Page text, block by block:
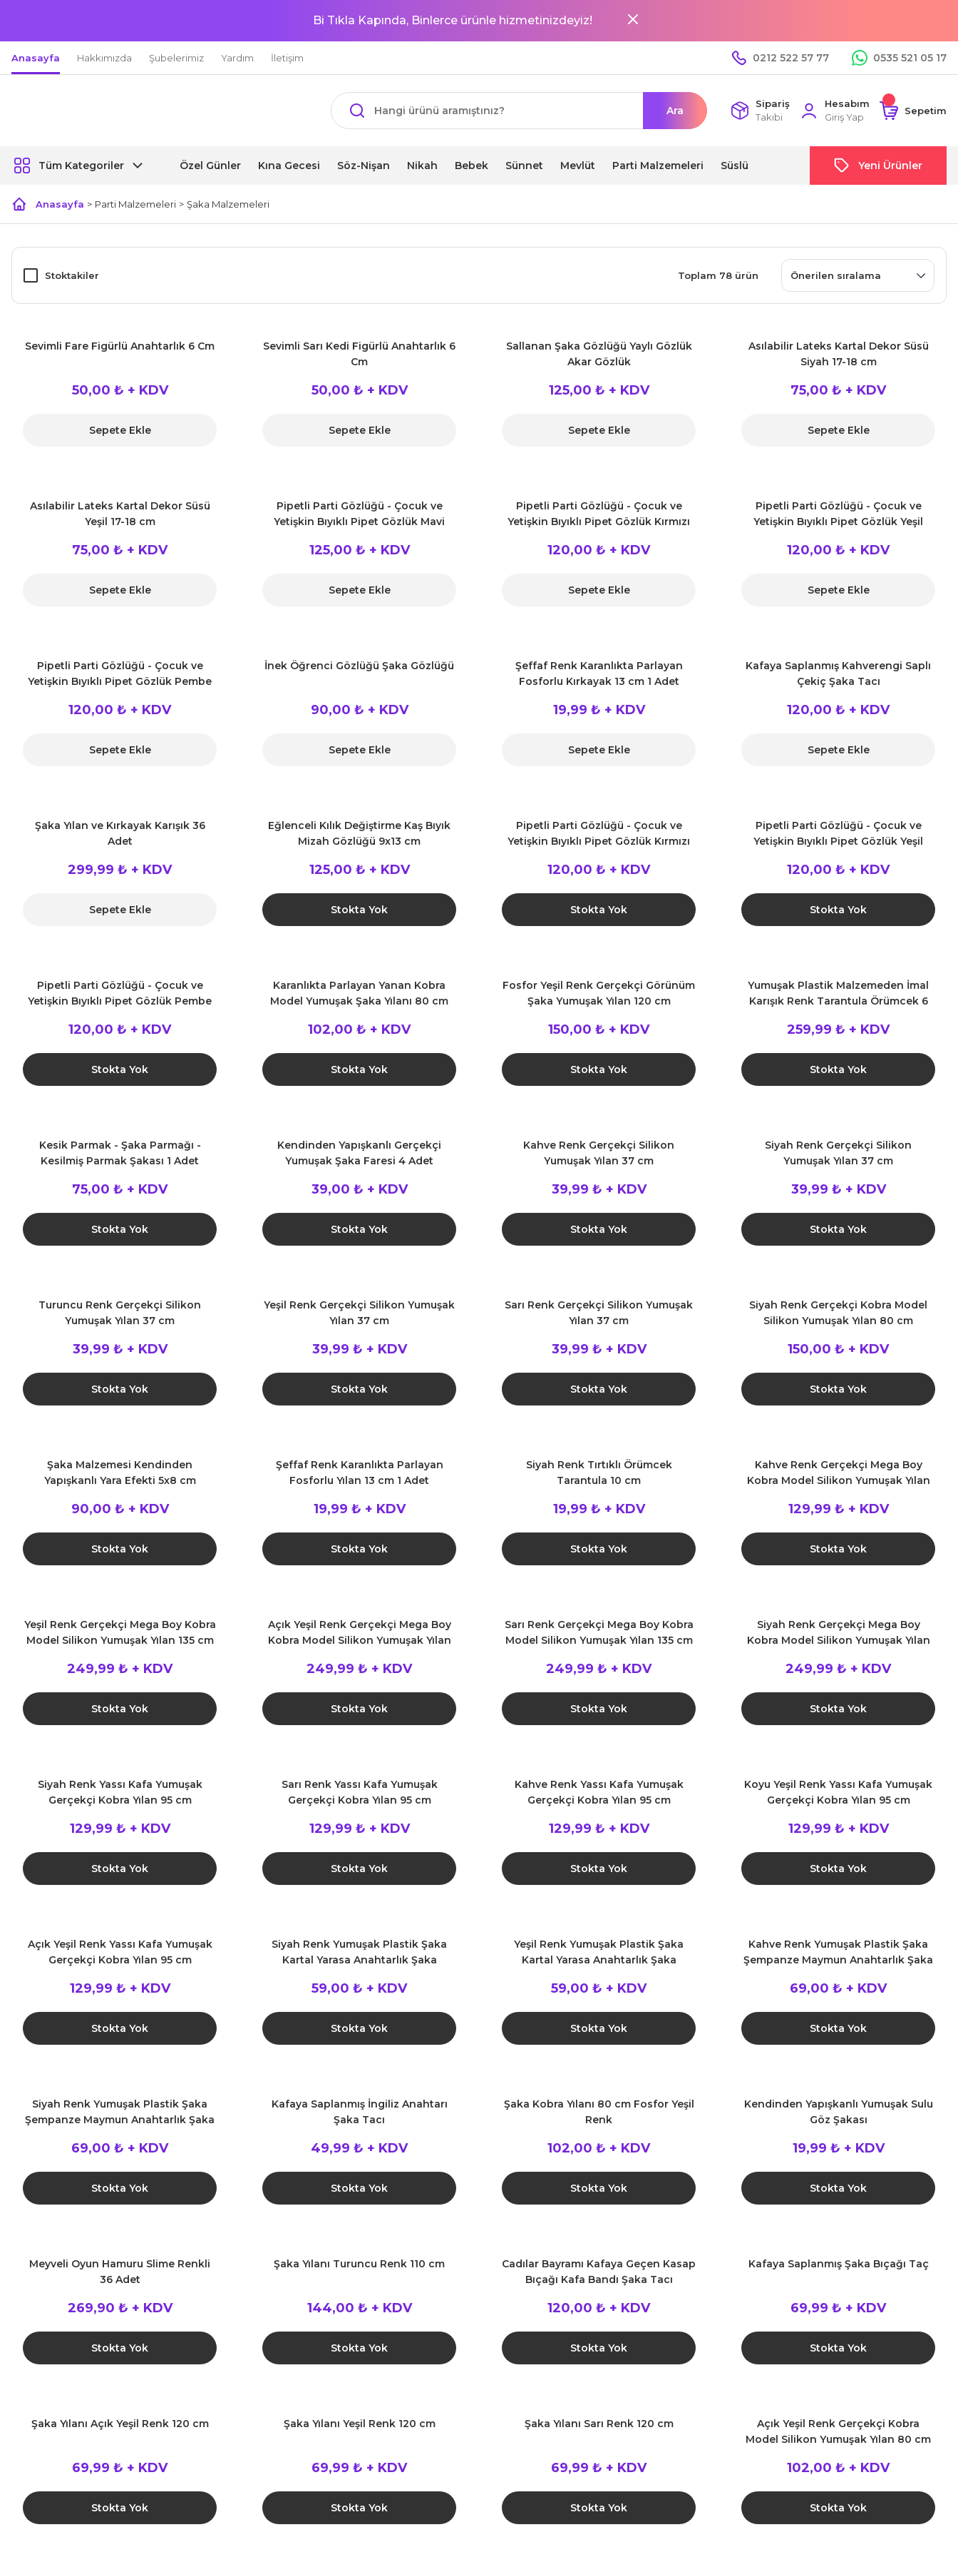
Bi Tıkla Kapında, Binlerce ürünle hizmetinizdeyiz!
Anasayfa Hakkımızda Şubelerimiz Yardım İletişim 0212 522 57 77 0535 521 05 17
Ara
Sipariş
Takibi
Hesabım
Giriş Yap
Sepetim
Tüm Kategoriler Özel Günler Kına Gecesi Söz-Nişan Nikah Bebek Sünnet Mevlüt Parti Malzemeleri Süslü Yeni Ürünler
Anasayfa Parti Malzemeleri Şaka Malzemeleri
Stoktakiler Toplam 78 ürün
Sevimli Fare Figürlü Anahtarlık 6 Cm
50,00 ₺ + KDV
Sepete Ekle
Sevimli Sarı Kedi Figürlü Anahtarlık 6
Cm
50,00 ₺ + KDV
Sepete Ekle
Sallanan Şaka Gözlüğü Yaylı Gözlük
Akar Gözlük
125,00 ₺ + KDV
Sepete Ekle
Asılabilir Lateks Kartal Dekor Süsü
Siyah 17-18 cm
75,00 ₺ + KDV
Sepete Ekle
Asılabilir Lateks Kartal Dekor Süsü
Yeşil 17-18 cm
75,00 ₺ + KDV
Sepete Ekle
Pipetli Parti Gözlüğü - Çocuk ve
Yetişkin Bıyıklı Pipet Gözlük Mavi
125,00 ₺ + KDV
Sepete Ekle
Pipetli Parti Gözlüğü - Çocuk ve
Yetişkin Bıyıklı Pipet Gözlük Kırmızı
120,00 ₺ + KDV
Sepete Ekle
Pipetli Parti Gözlüğü - Çocuk ve
Yetişkin Bıyıklı Pipet Gözlük Yeşil
120,00 ₺ + KDV
Sepete Ekle
Pipetli Parti Gözlüğü - Çocuk ve
Yetişkin Bıyıklı Pipet Gözlük Pembe
120,00 ₺ + KDV
Sepete Ekle
İnek Öğrenci Gözlüğü Şaka Gözlüğü
90,00 ₺ + KDV
Sepete Ekle
Şeffaf Renk Karanlıkta Parlayan
Fosforlu Kırkayak 13 cm 1 Adet
19,99 ₺ + KDV
Sepete Ekle
Kafaya Saplanmış Kahverengi Saplı
Çekiç Şaka Tacı
120,00 ₺ + KDV
Sepete Ekle
Şaka Yılan ve Kırkayak Karışık 36
Adet
299,99 ₺ + KDV
Sepete Ekle
Eğlenceli Kılık Değiştirme Kaş Bıyık
Mizah Gözlüğü 9x13 cm
125,00 ₺ + KDV
Stokta Yok
Pipetli Parti Gözlüğü - Çocuk ve
Yetişkin Bıyıklı Pipet Gözlük Kırmızı
120,00 ₺ + KDV
Stokta Yok
Pipetli Parti Gözlüğü - Çocuk ve
Yetişkin Bıyıklı Pipet Gözlük Yeşil
120,00 ₺ + KDV
Stokta Yok
Pipetli Parti Gözlüğü - Çocuk ve
Yetişkin Bıyıklı Pipet Gözlük Pembe
120,00 ₺ + KDV
Stokta Yok
Karanlıkta Parlayan Yanan Kobra
Model Yumuşak Şaka Yılanı 80 cm
102,00 ₺ + KDV
Stokta Yok
Fosfor Yeşil Renk Gerçekçi Görünüm
Şaka Yumuşak Yılan 120 cm
150,00 ₺ + KDV
Stokta Yok
Yumuşak Plastik Malzemeden İmal
Karışık Renk Tarantula Örümcek 6
259,99 ₺ + KDV
Stokta Yok
Kesik Parmak - Şaka Parmağı -
Kesilmiş Parmak Şakası 1 Adet
75,00 ₺ + KDV
Stokta Yok
Kendinden Yapışkanlı Gerçekçi
Yumuşak Şaka Faresi 4 Adet
39,00 ₺ + KDV
Stokta Yok
Kahve Renk Gerçekçi Silikon
Yumuşak Yılan 37 cm
39,99 ₺ + KDV
Stokta Yok
Siyah Renk Gerçekçi Silikon
Yumuşak Yılan 37 cm
39,99 ₺ + KDV
Stokta Yok
Turuncu Renk Gerçekçi Silikon
Yumuşak Yılan 37 cm
39,99 ₺ + KDV
Stokta Yok
Yeşil Renk Gerçekçi Silikon Yumuşak
Yılan 37 cm
39,99 ₺ + KDV
Stokta Yok
Sarı Renk Gerçekçi Silikon Yumuşak
Yılan 37 cm
39,99 ₺ + KDV
Stokta Yok
Siyah Renk Gerçekçi Kobra Model
Silikon Yumuşak Yılan 80 cm
150,00 ₺ + KDV
Stokta Yok
Şaka Malzemesi Kendinden
Yapışkanlı Yara Efekti 5x8 cm
90,00 ₺ + KDV
Stokta Yok
Şeffaf Renk Karanlıkta Parlayan
Fosforlu Yılan 13 cm 1 Adet
19,99 ₺ + KDV
Stokta Yok
Siyah Renk Tırtıklı Örümcek
Tarantula 10 cm
19,99 ₺ + KDV
Stokta Yok
Kahve Renk Gerçekçi Mega Boy
Kobra Model Silikon Yumuşak Yılan
129,99 ₺ + KDV
Stokta Yok
Yeşil Renk Gerçekçi Mega Boy Kobra
Model Silikon Yumuşak Yılan 135 cm
249,99 ₺ + KDV
Stokta Yok
Açık Yeşil Renk Gerçekçi Mega Boy
Kobra Model Silikon Yumuşak Yılan
249,99 ₺ + KDV
Stokta Yok
Sarı Renk Gerçekçi Mega Boy Kobra
Model Silikon Yumuşak Yılan 135 cm
249,99 ₺ + KDV
Stokta Yok
Siyah Renk Gerçekçi Mega Boy
Kobra Model Silikon Yumuşak Yılan
249,99 ₺ + KDV
Stokta Yok
Siyah Renk Yassı Kafa Yumuşak
Gerçekçi Kobra Yılan 95 cm
129,99 ₺ + KDV
Stokta Yok
Sarı Renk Yassı Kafa Yumuşak
Gerçekçi Kobra Yılan 95 cm
129,99 ₺ + KDV
Stokta Yok
Kahve Renk Yassı Kafa Yumuşak
Gerçekçi Kobra Yılan 95 cm
129,99 ₺ + KDV
Stokta Yok
Koyu Yeşil Renk Yassı Kafa Yumuşak
Gerçekçi Kobra Yılan 95 cm
129,99 ₺ + KDV
Stokta Yok
Açık Yeşil Renk Yassı Kafa Yumuşak
Gerçekçi Kobra Yılan 95 cm
129,99 ₺ + KDV
Stokta Yok
Siyah Renk Yumuşak Plastik Şaka
Kartal Yarasa Anahtarlık Şaka
59,00 ₺ + KDV
Stokta Yok
Yeşil Renk Yumuşak Plastik Şaka
Kartal Yarasa Anahtarlık Şaka
59,00 ₺ + KDV
Stokta Yok
Kahve Renk Yumuşak Plastik Şaka
Şempanze Maymun Anahtarlık Şaka
69,00 ₺ + KDV
Stokta Yok
Siyah Renk Yumuşak Plastik Şaka
Şempanze Maymun Anahtarlık Şaka
69,00 ₺ + KDV
Stokta Yok
Kafaya Saplanmış İngiliz Anahtarı
Şaka Tacı
49,99 ₺ + KDV
Stokta Yok
Şaka Kobra Yılanı 80 cm Fosfor Yeşil
Renk
102,00 ₺ + KDV
Stokta Yok
Kendinden Yapışkanlı Yumuşak Sulu
Göz Şakası
19,99 ₺ + KDV
Stokta Yok
Meyveli Oyun Hamuru Slime Renkli
36 Adet
269,90 ₺ + KDV
Stokta Yok
Şaka Yılanı Turuncu Renk 110 cm
144,00 ₺ + KDV
Stokta Yok
Cadılar Bayramı Kafaya Geçen Kasap
Bıçağı Kafa Bandı Şaka Tacı
120,00 ₺ + KDV
Stokta Yok
Kafaya Saplanmış Şaka Bıçağı Taç
69,99 ₺ + KDV
Stokta Yok
Şaka Yılanı Açık Yeşil Renk 120 cm
69,99 ₺ + KDV
Stokta Yok
Şaka Yılanı Yeşil Renk 120 cm
69,99 ₺ + KDV
Stokta Yok
Şaka Yılanı Sarı Renk 120 cm
69,99 ₺ + KDV
Stokta Yok
Açık Yeşil Renk Gerçekçi Kobra
Model Silikon Yumuşak Yılan 80 cm
102,00 ₺ + KDV
Stokta Yok